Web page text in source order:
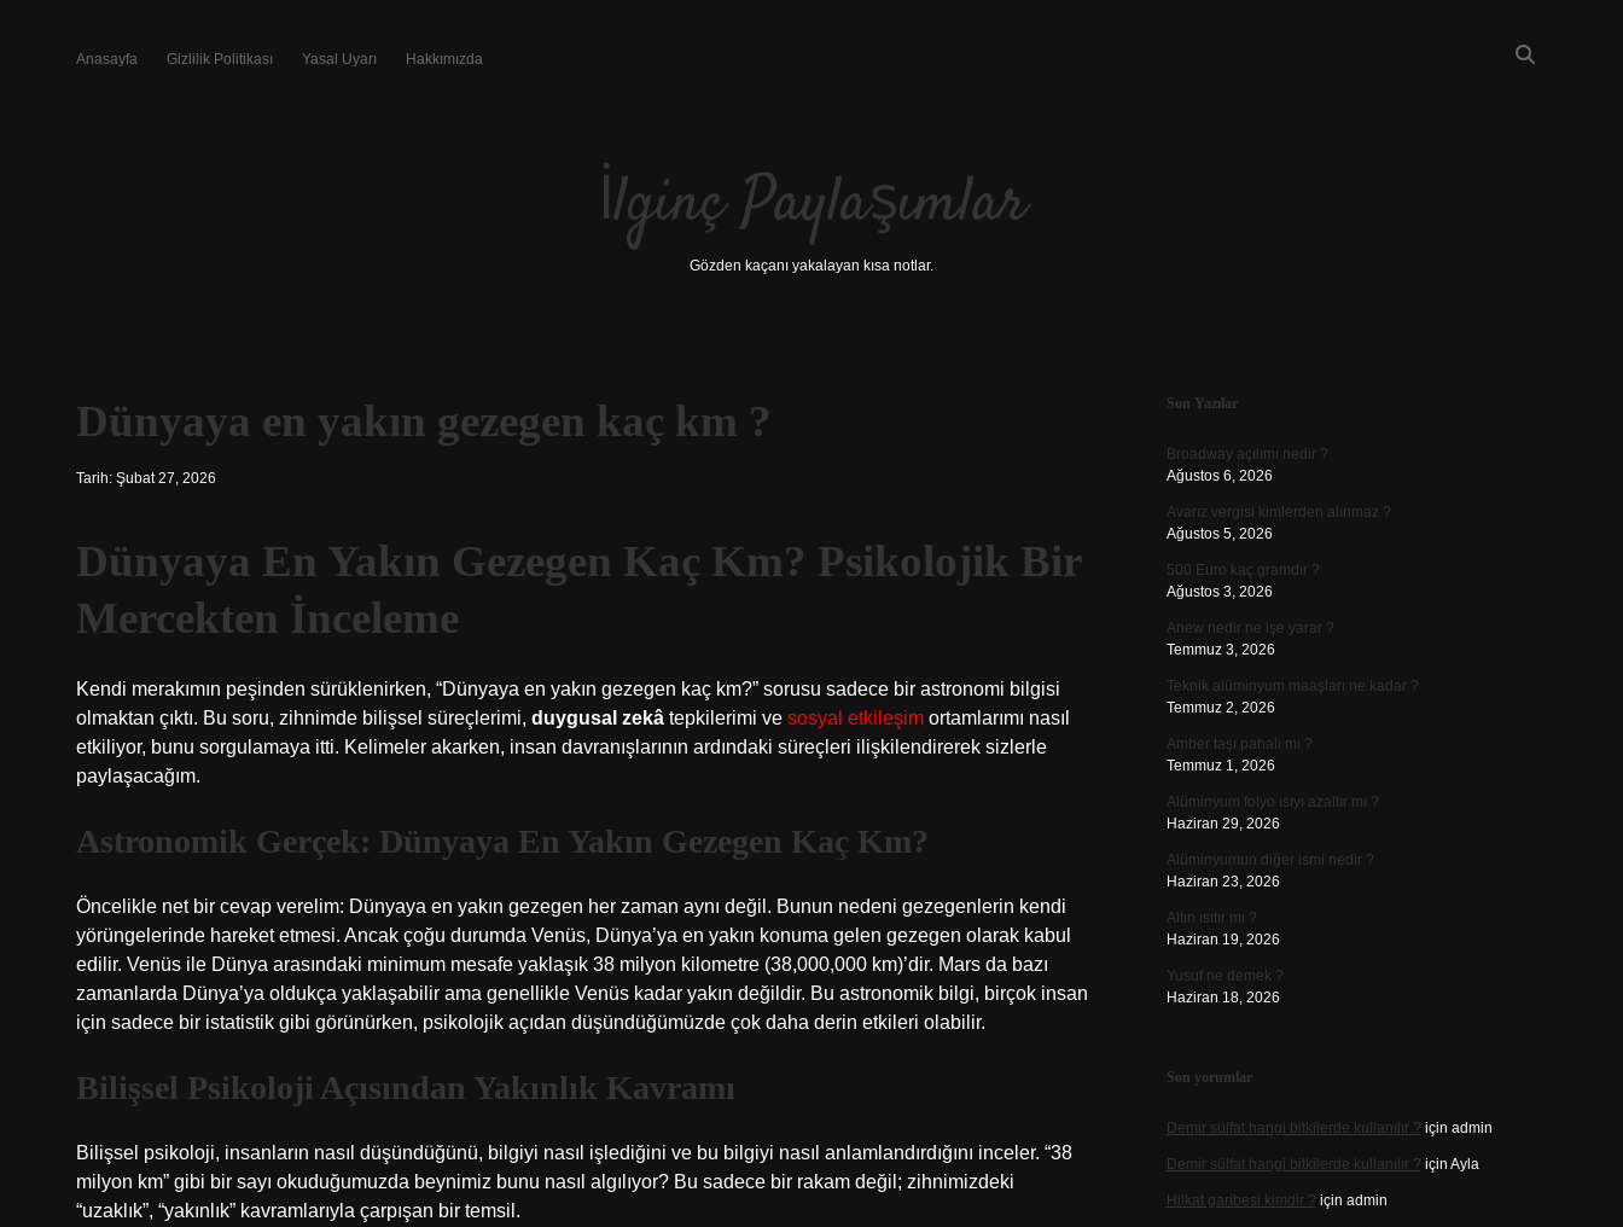
Anasayfa Gizlilik Politikası Yasal Uyarı Hakkımızda
İlginç Paylaşımlar
Gözden kaçanı yakalayan kısa notlar.
Dünyaya en yakın gezegen kaç km ?
Tarih: Şubat 27, 2026
Dünyaya En Yakın Gezegen Kaç Km? Psikolojik Bir
Mercekten İnceleme
Kendi merakımın peşinden sürüklenirken, “Dünyaya en yakın gezegen kaç km?” sorusu sadece bir astronomi bilgisi
olmaktan çıktı. Bu soru, zihnimde bilişsel süreçlerimi, duygusal zekâ tepkilerimi ve sosyal etkileşim ortamlarımı nasıl
etkiliyor, bunu sorgulamaya itti. Kelimeler akarken, insan davranışlarının ardındaki süreçleri ilişkilendirerek sizlerle
paylaşacağım.
Astronomik Gerçek: Dünyaya En Yakın Gezegen Kaç Km?
Öncelikle net bir cevap verelim: Dünyaya en yakın gezegen her zaman aynı değil. Bunun nedeni gezegenlerin kendi
yörüngelerinde hareket etmesi. Ancak çoğu durumda Venüs, Dünya’ya en yakın konuma gelen gezegen olarak kabul
edilir. Venüs ile Dünya arasındaki minimum mesafe yaklaşık 38 milyon kilometre (38,000,000 km)’dir. Mars da bazı
zamanlarda Dünya’ya oldukça yaklaşabilir ama genellikle Venüs kadar yakın değildir. Bu astronomik bilgi, birçok insan
için sadece bir istatistik gibi görünürken, psikolojik açıdan düşündüğümüzde çok daha derin etkileri olabilir.
Bilişsel Psikoloji Açısından Yakınlık Kavramı
Bilişsel psikoloji, insanların nasıl düşündüğünü, bilgiyi nasıl işlediğini ve bu bilgiyi nasıl anlamlandırdığını inceler. “38
milyon km” gibi bir sayı okuduğumuzda beynimiz bunu nasıl algılıyor? Bu sadece bir rakam değil; zihnimizdeki
“uzaklık”, “yakınlık” kavramlarıyla çarpışan bir temsil.
Sidebar
Son Yazılar
Broadway açılımı nedir ?
Ağustos 6, 2026
Avarız vergisi kimlerden alınmaz ?
Ağustos 5, 2026
500 Euro kaç gramdır ?
Ağustos 3, 2026
Anew nedir ne işe yarar ?
Temmuz 3, 2026
Teknik alüminyum maaşları ne kadar ?
Temmuz 2, 2026
Amber taşı pahalı mı ?
Temmuz 1, 2026
Alüminyum folyo ısıyı azaltır mı ?
Haziran 29, 2026
Alüminyumun diğer ismi nedir ?
Haziran 23, 2026
Altın ısıtır mı ?
Haziran 19, 2026
Yusuf ne demek ?
Haziran 18, 2026
Son yorumlar
Demir sülfat hangi bitkilerde kullanılır ? için admin
Demir sülfat hangi bitkilerde kullanılır ? için Ayla
Hilkat garibesi kimdir ? için admin